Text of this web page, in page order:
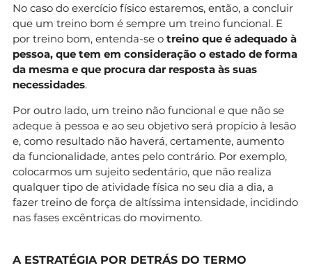
No caso do exercício físico estaremos, então, a concluir
que um treino bom é sempre um treino funcional. E
por treino bom, entenda-se o treino que é adequado à
pessoa, que tem em consideração o estado de forma
da mesma e que procura dar resposta às suas
necessidades.
Por outro lado, um treino não funcional e que não se
adeque à pessoa e ao seu objetivo será propício à lesão
e, como resultado não haverá, certamente, aumento
da funcionalidade, antes pelo contrário. Por exemplo,
colocarmos um sujeito sedentário, que não realiza
qualquer tipo de atividade física no seu dia a dia, a
fazer treino de força de altíssima intensidade, incidindo
nas fases excêntricas do movimento.
A ESTRATÉGIA POR DETRÁS DO TERMO